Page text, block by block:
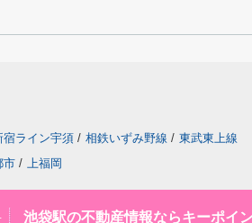
宿ライン宇須 / 相鉄いずみ野線 / 東武東上線
市 / 上福岡
池袋駅の不動産情報ならキーポイ